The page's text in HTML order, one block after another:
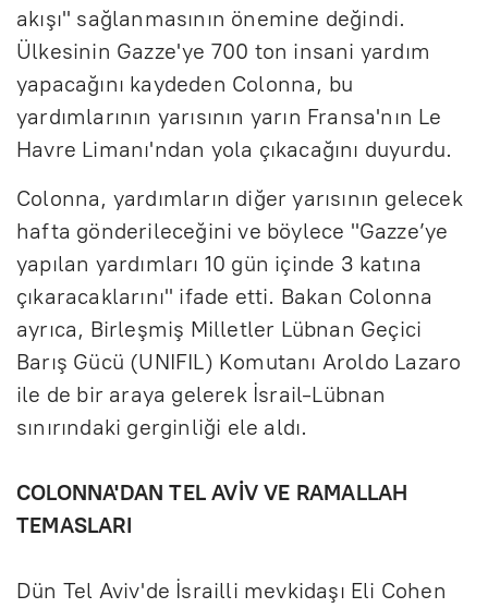
akışı" sağlanmasının önemine değindi.
Ülkesinin Gazze'ye 700 ton insani yardım
yapacağını kaydeden Colonna, bu
yardımlarının yarısının yarın Fransa'nın Le
Havre Limanı'ndan yola çıkacağını duyurdu.
Colonna, yardımların diğer yarısının gelecek
hafta gönderileceğini ve böylece "Gazze’ye
yapılan yardımları 10 gün içinde 3 katına
çıkaracaklarını" ifade etti. Bakan Colonna
ayrıca, Birleşmiş Milletler Lübnan Geçici
Barış Gücü (UNIFIL) Komutanı Aroldo Lazaro
ile de bir araya gelerek İsrail-Lübnan
sınırındaki gerginliği ele aldı.
COLONNA'DAN TEL AVİV VE RAMALLAH
TEMASLARI
Dün Tel Aviv'de İsrailli mevkidaşı Eli Cohen